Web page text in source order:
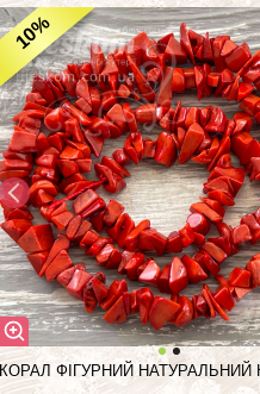
10%
КОРАЛ ФІГУРНИЙ НАТУРАЛЬНИЙ